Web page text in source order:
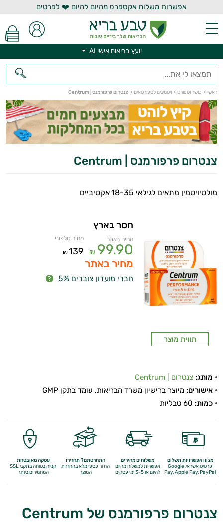
אפשרות משלוח אקספרס מהיום להיום ❤️ לפרטים
יועץ בריאות אישי AI
ראשי > כושר וספורט > ויטמינים לספורטאים > צנטרום פרפורמנס | Centrum
איכות
עיכול
כאבים
התאוששות
ומנוחה
שומן
צנטרום פרפורמנס | Centrum
מולטיויטמין מתאים לגילאי 18-35 אקטיביים
תווית מוצר
חסר בארץ
מחיר באתר
99.90
₪
מחיר טלפוני
139
₪
מחיר באתר
חברי מועדון צוברים 5%
מותג: צנטרום | Centrum
אישורים: מיוצר ברישיון משרד הבריאות, עומד בתקן GMP
כמות:
מגוון אפשרויות תשלום
כרטיס אשראי, Google
Pay,Apple Pay, PayPal
משלוחים מהירים
אפשרות למשלוח מהיום
להיום או 3-5 ימי עסקים
התחרטתם? תחזירו
החזר כספי מלאבהחזרת
המוצר
עסקה מאובטחת
קנייה בטוחה בתקני SSL
המחמירים ביותר
צנטרום פרפורמנס של Centrum
יועץ בריאות אישי AI